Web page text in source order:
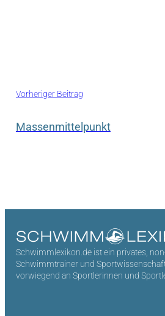
Vorheriger Beitrag
Massenmittelpunkt
Schwimmlexikon.de ist ein privates,
Schwimmtrainer und
vorwiegend an Sportlerinnen und